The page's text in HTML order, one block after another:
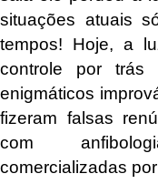
situações atuais
tempos! Hoje, a
controle por trás
enigmáticos
fizeram falsas
com
comercializadas